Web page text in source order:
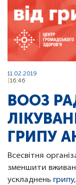
11.02.2019
16:46
ВООЗ
ГРИПУ
Всесвітня
зменшити
ускладнень грипу